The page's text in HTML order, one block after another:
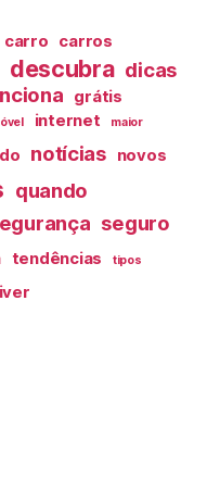
carro carros
descubra dicas
grátis
internet maior
notícias novos
quando
seguro
tendências tipos